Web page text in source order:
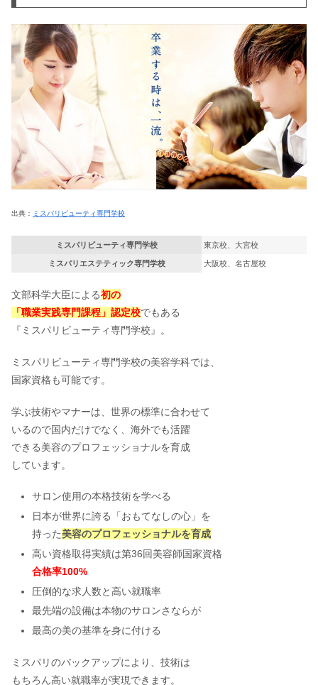
出典： ミスパリビューティ専門学校
ミスパリビューティ専門学校 東京校、大宮校
ミスパリエステティック専門学校 大阪校、名古屋校
文部科学大臣による初の
「職業実践専門課程」 認定校でもある
『ミスパリビューティ専門学校』。
ミスパリビューティ専門学校の美容学科では、
国家資格も可能です。
学ぶ技術やマナーは、世界の標準に合わせて
いるので国内だけでなく、海外でも活躍
できる美容のプロフェッショナルを育成
しています。
サロン使用の本格技術を学べる
日本が世界に誇る「おもてなしの心」を
持った美容のプロフェッショナルを育成
高い資格取得実績は第36回美容師国家資格
合格率100%
圧倒的な求人数と高い就職率
最先端の設備は本物のサロンさならが
最高の美の基準を身に付ける
ミスパリのバックアップにより、技術は
もちろん高い就職率が実現できます。